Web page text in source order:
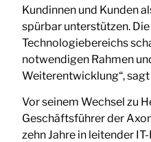
Kundinnen und Kunden
spürbar unterstützen.
Technologiebereichs
notwendigen Rahmen
Weiterentwicklung“,
Vor seinem Wechsel zu
Geschäftsführer der
zehn Jahre in leitender